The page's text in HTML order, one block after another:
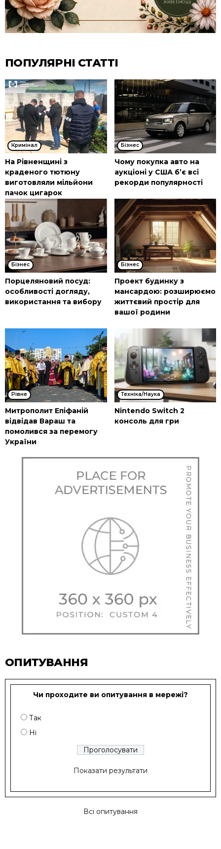
ПОПУЛЯРНІ СТАТТІ
Кримінал
На Рівненщині з
краденого тютюну
виготовляли мільйони
пачок цигарок
Бізнес
Чому покупка авто на
аукціоні у США б’є всі
рекорди популярності
Бізнес
Порцеляновий посуд:
особливості догляду,
використання та вибору
Бізнес
Проект будинку з
мансардою: розширюємо
життєвий простір для
вашої родини
Рівне
Митрополит Епіфаній
відвідав Вараш та
помолився за перемогу
України
Техніка/Наука
Nintendo Switch 2
консоль для гри
ОПИТУВАННЯ
Чи проходите ви опитування в мережі?
Так
Ні
Показати результати
Всі опитування